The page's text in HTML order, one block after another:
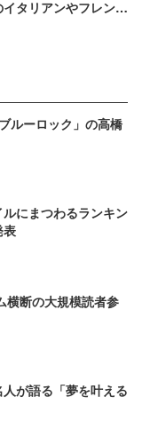
タリアンやフレンチ
ルーロック」の高橋
にまつわるランキン
表
横断の大規模読者参
が語る「夢を叶える